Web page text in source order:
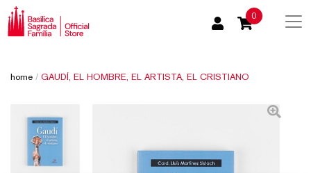
0
home / GAUDÍ, EL HOMBRE, EL ARTISTA, EL CRISTIANO